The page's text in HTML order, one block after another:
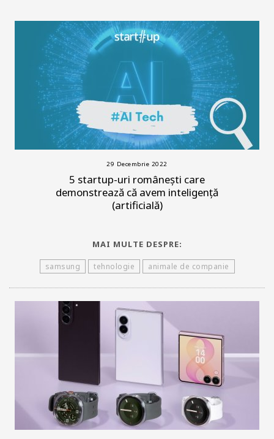
29 Decembrie 2022
5 startup-uri românești care
demonstrează că avem inteligență
(artificială)
MAI MULTE DESPRE:
samsung tehnologie animale de companie